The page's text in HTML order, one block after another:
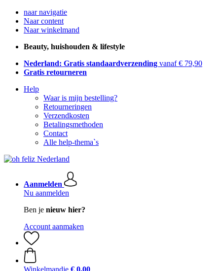
naar navigatie
Naar content
Naar winkelmand
Beauty, huishouden & lifestyle
Nederland: Gratis standaardverzending vanaf € 79,90
Gratis retourneren
Help
Waar is mijn bestelling?
Retourneringen
Verzendkosten
Betalingsmethoden
Contact
Alle help-thema`s
Aanmelden
Nu aanmelden
Ben je nieuw hier?
Account aanmaken
Winkelmandje € 0,00